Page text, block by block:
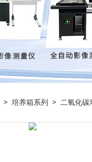
> 培养箱系列 > 二氧化碳